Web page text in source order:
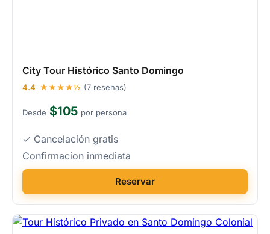
City Tour Histórico Santo Domingo
4.4 ★★★★½ (7 resenas)
Desde $105 por persona
✓ Cancelación gratis
Confirmacion inmediata
Reservar